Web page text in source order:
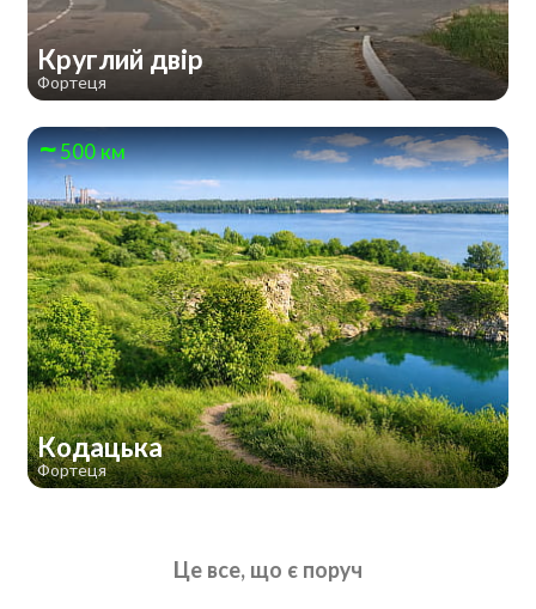
Круглий двір
Фортеця
500 км
Кодацька
Фортеця
Це все, що є поруч